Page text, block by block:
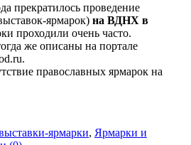
прекратилось проведение
ярмарок) на ВДНХ в
проходили очень часто.
же описаны на портале
православных ярмарок на
ярмарки, Ярмарки и